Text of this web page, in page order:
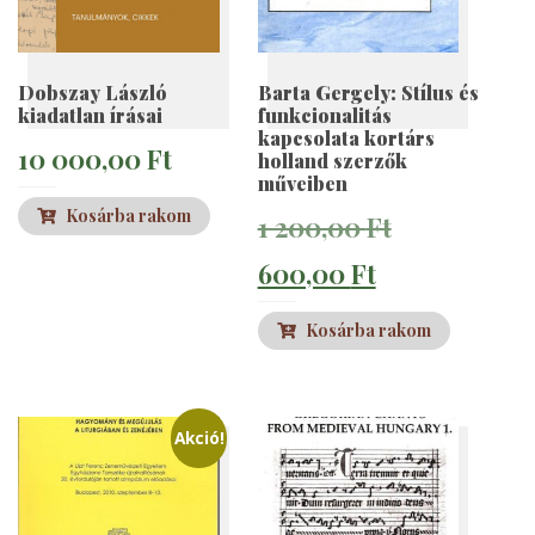
Dobszay László
kiadatlan írásai
10 000,00Ft
Kosárba rakom
Barta Gergely: Stílus és
funkcionalitás
kapcsolata kortárs
holland szerzők
műveiben
1 200,00FtOriginal
was:
200,00 Ft.
600,00FtCurrent
price
600,00 Ft.
Kosárba rakom
Akció!